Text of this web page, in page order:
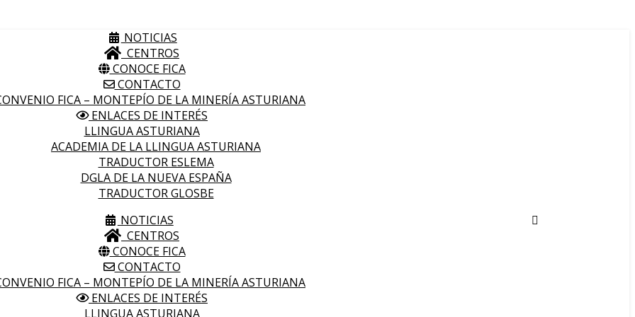
NOTICIAS
CENTROS
CONOCE FICA
CONTACTO
FICA – MONTEPÍO DE LA MINERÍA ASTURIANA
ENLACES DE INTERÉS
LLINGUA ASTURIANA
ACADEMIA DE LA LLINGUA ASTURIANA
TRADUCTOR ESLEMA
DGLA DE LA NUEVA ESPAÑA
TRADUCTOR GLOSBE
NOTICIAS
CENTROS
CONOCE FICA
CONTACTO
FICA – MONTEPÍO DE LA MINERÍA ASTURIANA
ENLACES DE INTERÉS
LLINGUA ASTURIANA